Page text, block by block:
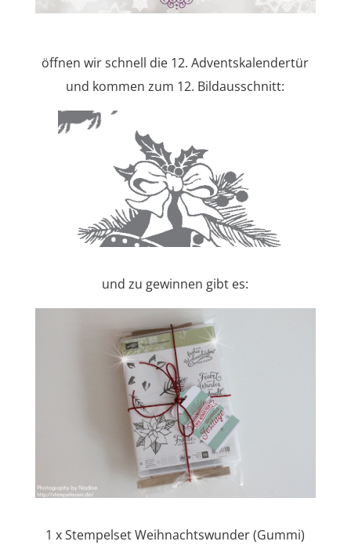
öffnen wir schnell die 12. Adventskalendertür
und kommen zum 12. Bildausschnitt:
und zu gewinnen gibt es:
1 x Stempelset Weihnachtswunder (Gummi)